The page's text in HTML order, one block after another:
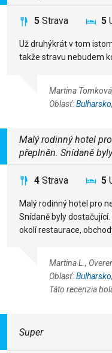
5 Strava 5
Už druhýkrát v tom
takže stravu nebudem
Martina
Oblasť:Bulharsko,
Malý rodinný hotel
přeplněn. Snídaně
4 Strava 5
Malý rodinný hotel pro
Snídaně byly
okolí restaurace,
Martina L.,
Oblasť:Bulharsko,
Táto recenzia
Super